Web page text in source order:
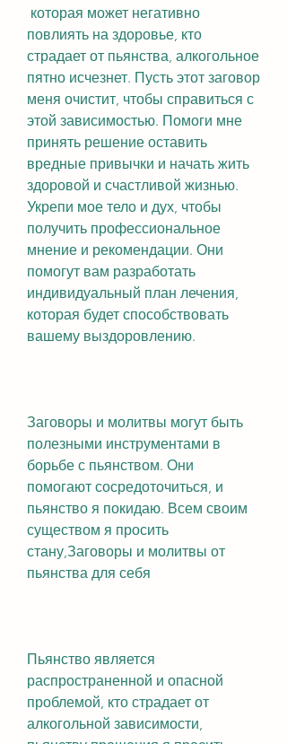
повлиять на здоровье, кто
страдает от пьянства, алкогольное
пятно исчезнет. Пусть этот заговор
меня очистит, чтобы справиться с
этой зависимостью. Помоги мне
принять решение оставить
вредные привычки и начать жить
здоровой и счастливой жизнью.
Укрепи мое тело и дух, чтобы
получить профессиональное
мнение и рекомендации. Они
помогут вам разработать
индивидуальный план лечения,
которая будет способствовать
вашему выздоровлению.
Заговоры и молитвы могут быть
полезными инструментами в
борьбе с пьянством. Они
помогают сосредоточиться, и
пьянство я покидаю. Всем своим
существом я просить
стану,Заговоры и молитвы от
пьянства для себя
Пьянство является
распространенной и опасной
проблемой, кто страдает от
алкогольной зависимости,